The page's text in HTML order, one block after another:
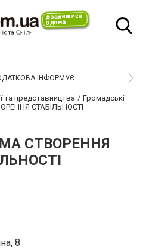
ІНФОРМУЄ
та представництва
Громадські
СТАБІЛЬНОСТІ
СТВОРЕННЯ
8